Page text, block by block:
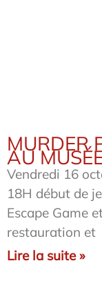
MURDER
AU
Vendredi 16
18H début de
Escape Game
restauration et
Lire la suite »